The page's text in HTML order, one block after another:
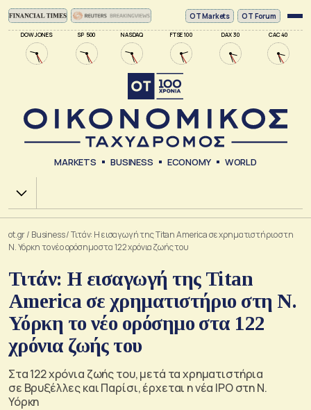
DOW JONES SP 500 NASDAQ FTSE 100 DAX 30 CAC 40
ΟΤ Markets OT Forum
MARKETS BUSINESS ECONOMY WORLD
Χ.Α.
ot.gr/ Business/Τιτάν: Η εισαγωγή της Titan America σε χρηματιστήριο στη
Ν. Υόρκη το νέο ορόσημο στα 122 χρόνια ζωής του
Τιτάν: Η εισαγωγή της Titan
America σε χρηματιστήριο στη Ν.
Υόρκη το νέο ορόσημο στα 122
χρόνια ζωής του
Στα 122 χρόνια ζωής του, μετά τα χρηματιστήρια
σε Βρυξέλλες και Παρίσι, έρχεται η νέα IPO στη Ν.
Υόρκη